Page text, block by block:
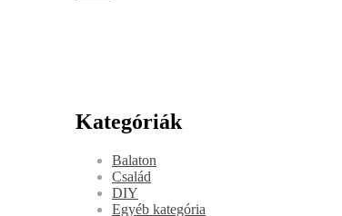
Kategóriák
Balaton
Család
DIY
Egyéb kategória